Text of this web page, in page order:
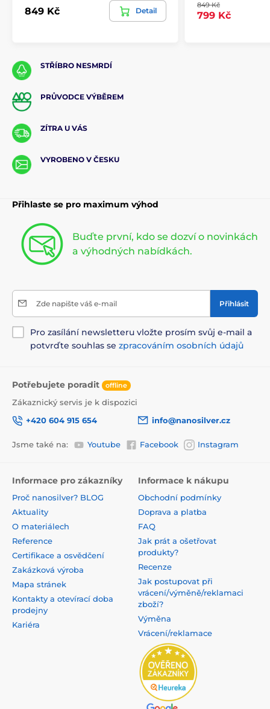
849 Kč Detail
849 Kč
799 Kč
STŘÍBRO NESMRDÍ
PRŮVODCE VÝBĚREM
ZÍTRA U VÁS
VYROBENO V ČESKU
Přihlaste se pro maximum výhod
Buďte první, kdo se dozví o novinkách
a výhodných nabídkách.
Zde napište váš e-mail Přihlásit
Pro zasílání newsletteru vložte prosím svůj e-mail a
potvrďte souhlas se zpracováním osobních údajů
Potřebujete poradit offline
Zákaznický servis je k dispozici
+420 604 915 654
info@nanosilver.cz
Jsme také na: Youtube Facebook Instagram
Informace pro zákazníky
Proč nanosilver? BLOG
Aktuality
O materiálech
Reference
Certifikace a osvědčení
Zakázková výroba
Mapa stránek
Kontakty a otevírací doba
prodejny
Kariéra
Informace k nákupu
Obchodní podmínky
Doprava a platba
FAQ
Jak prát a ošetřovat
produkty?
Recenze
Jak postupovat při
vrácení/výměně/reklamaci
zboží?
Výměna
Vrácení/reklamace